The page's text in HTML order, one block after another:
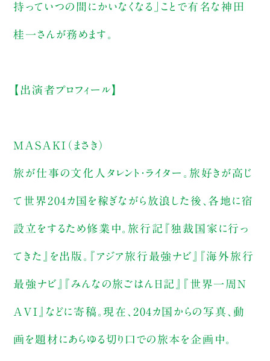
持っていつの間にかいなくなる」ことで有名な神田
桂一さんが務めます。
【出演者プロフィール】
MASAKI（まさき）
旅が仕事の文化人タレント・ライター。旅好きが高じ
て世界204カ国を稼ぎながら放浪した後、各地に宿
設立をするため修業中。旅行記『独裁国家に行っ
てきた』を出版。『アジア旅行最強ナビ』『海外旅行
最強ナビ』『みんなの旅ごはん日記』『世界一周N
AVI』などに寄稿。現在、204カ国からの写真、動
画を題材にあらゆる切り口での旅本を企画中。